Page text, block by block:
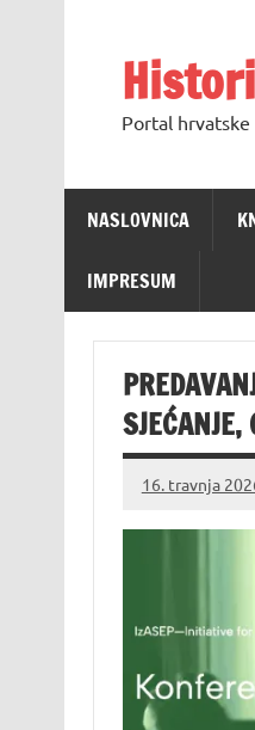
Portal
NASLOVNICA
IMPRESUM
SJEĆANJE,
16. travnja